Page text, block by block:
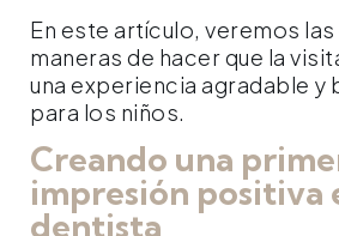
En este artículo, veremos
maneras de hacer que la
una experiencia agradable y
para los niños.
Creando una
impresión positiva
dentista